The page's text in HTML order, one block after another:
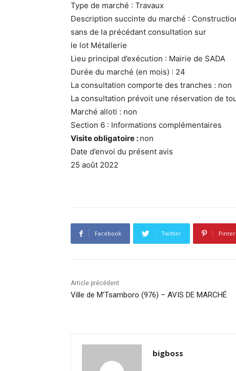
Type de marché : Travaux
Description succinte du marché :
sans de la précédant consultation sur
le lot Métallerie
Lieu principal d’exécution : Mairie de SADA
Durée du marché (en mois) : 24
La consultation comporte des tranches : non
La consultation prévoit une réservation de
Marché alloti : non
Section 6 : Informations complémentaires
Visite obligatoire : non
Date d’envoi du présent avis
25 août 2022
Facebook Twitter
Article précédent
Ville de M’Tsamboro (976) – AVIS DE MARCHÉ
bigboss